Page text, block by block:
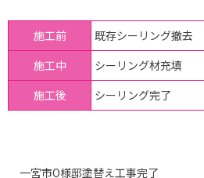
施工前
既存シーリング撤去
施工中
シーリング材充填
施工後
シーリング完了
一宮市O様邸塗替え工事完了